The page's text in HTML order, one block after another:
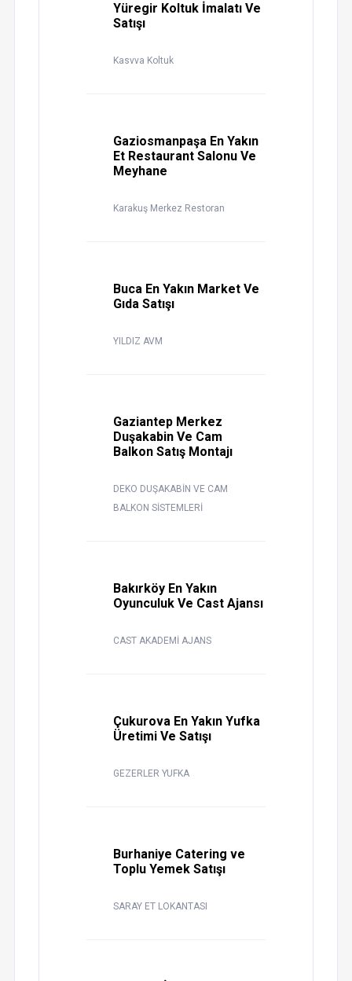
Yüregir Koltuk İmalatı Ve
Satışı
Kasvva Koltuk
Gaziosmanpaşa En Yakın
Et Restaurant Salonu Ve
Meyhane
Karakuş Merkez Restoran
Buca En Yakın Market Ve
Gıda Satışı
YILDIZ AVM
Gaziantep Merkez
Duşakabin Ve Cam
Balkon Satış Montajı
DEKO DUŞAKABİN VE CAM
BALKON SİSTEMLERİ
Bakırköy En Yakın
Oyunculuk Ve Cast Ajansı
CAST AKADEMİ AJANS
Çukurova En Yakın Yufka
Üretimi Ve Satışı
GEZERLER YUFKA
Burhaniye Catering ve
Toplu Yemek Satışı
SARAY ET LOKANTASI